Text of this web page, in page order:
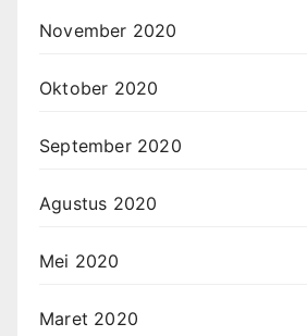
November 2020
Oktober 2020
September 2020
Agustus 2020
Mei 2020
Maret 2020